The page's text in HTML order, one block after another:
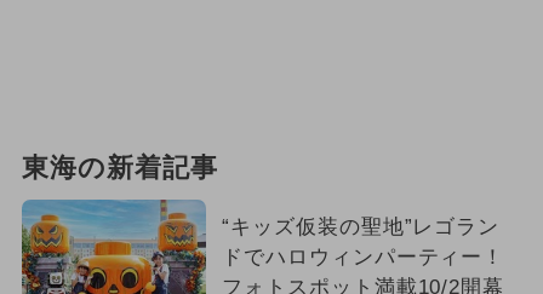
イルミネーション
2024年10月のイベント 冬休み
東海の新着記事
“キッズ仮装の聖地”レゴラン
ドでハロウィンパーティー！
フォトスポット満載10/2開幕